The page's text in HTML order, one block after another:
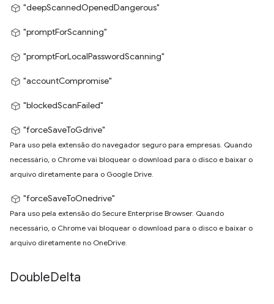
"deepScannedOpenedDangerous"
"promptForScanning"
"promptForLocalPasswordScanning"
"accountCompromise"
"blockedScanFailed"
"forceSaveToGdrive"
Para uso pela extensão do navegador seguro para empresas. Quando
necessário, o Chrome vai bloquear o download para o disco e baixar o
arquivo diretamente para o Google Drive.
"forceSaveToOnedrive"
Para uso pela extensão do Secure Enterprise Browser. Quando
necessário, o Chrome vai bloquear o download para o disco e baixar o
arquivo diretamente no OneDrive.
DoubleDelta